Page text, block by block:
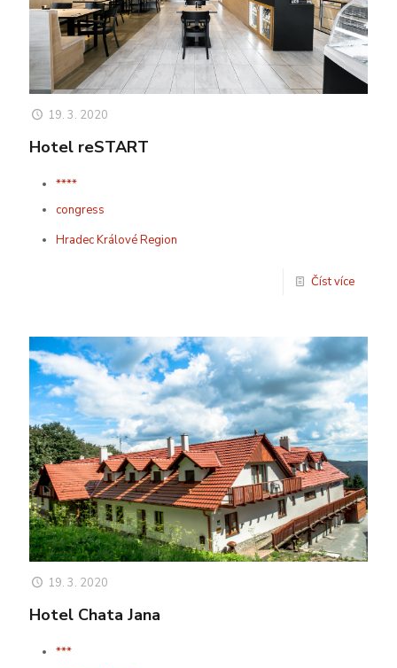
19. 3. 2020
Hotel reSTART
****
congress
Hradec Králové Region
Číst více
19. 3. 2020
Hotel Chata Jana
***